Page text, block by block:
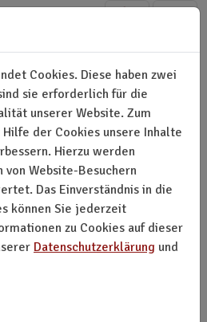
Höhepunkte
2025
Cookies. Diese haben zwei
sie erforderlich für die
unserer Website. Zum
der Cookies unsere Inhalte
Hierzu werden
Website-Besuchern
Das Einverständnis in die
können Sie jederzeit
zu Cookies auf dieser
Datenschutzerklärung und